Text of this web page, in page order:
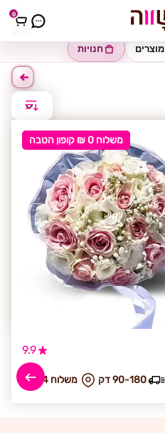
0
חנויות מוצרים
משלוח 0 ₪ קופון הטבה
9.9
₪ משלוח 94 90-180 דק